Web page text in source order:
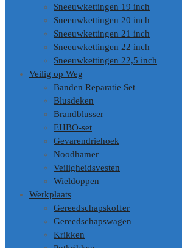
Sneeuwkettingen 19 inch
Sneeuwkettingen 20 inch
Sneeuwkettingen 21 inch
Sneeuwkettingen 22 inch
Sneeuwkettingen 22,5 inch
Veilig op Weg
Banden Reparatie Set
Blusdeken
Brandblusser
EHBO-set
Gevarendriehoek
Noodhamer
Veiligheidsvesten
Wieldoppen
Werkplaats
Gereedschapskoffer
Gereedschapswagen
Krikken